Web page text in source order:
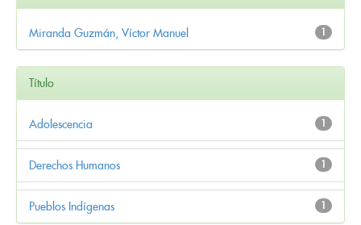
1
Miranda Guzmán, Víctor Manuel
Título
1
Adolescencia
1
Derechos Humanos
1
Pueblos Indígenas